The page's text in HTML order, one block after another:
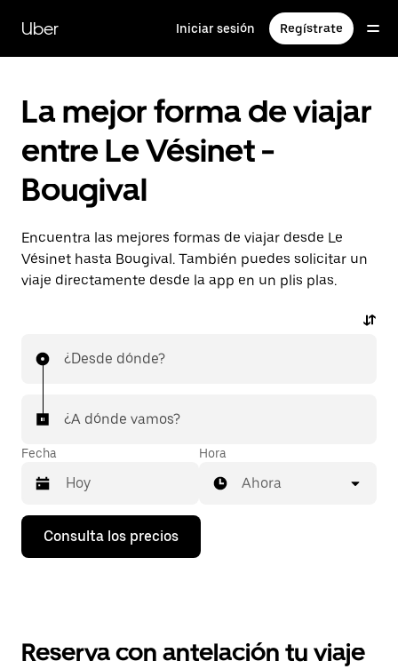
contenido
principal
Uber Iniciar sesión Regístrate
La mejor forma de viajar
entre Le Vésinet -
Bougival
Encuentra las mejores formas de viajar desde Le
Vésinet hasta Bougival. También puedes solicitar un
viaje directamente desde la app en un plis plas.
¿Desde dónde?
¿A dónde vamos?
Fecha
Pulsa
flecha
calendario
Hora
Ahora
Consulta los precios
Reserva con antelación tu viaje